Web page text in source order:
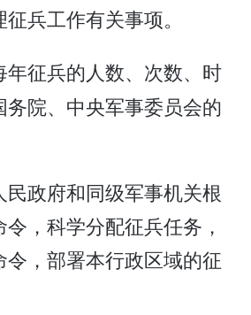
兵工作有关事项。
征兵的人数、次数、时
务院、中央军事委员会的
政府和同级军事机关根
，科学分配征兵任务，
，部署本行政区域的征